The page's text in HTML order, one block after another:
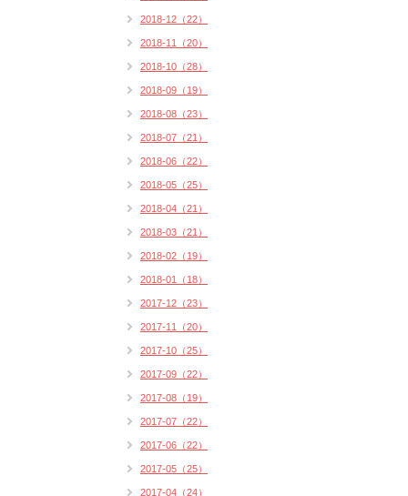
2018-12（22）
2018-11（20）
2018-10（28）
2018-09（19）
2018-08（23）
2018-07（21）
2018-06（22）
2018-05（25）
2018-04（21）
2018-03（21）
2018-02（19）
2018-01（18）
2017-12（23）
2017-11（20）
2017-10（25）
2017-09（22）
2017-08（19）
2017-07（22）
2017-06（22）
2017-05（25）
2017-04（24）